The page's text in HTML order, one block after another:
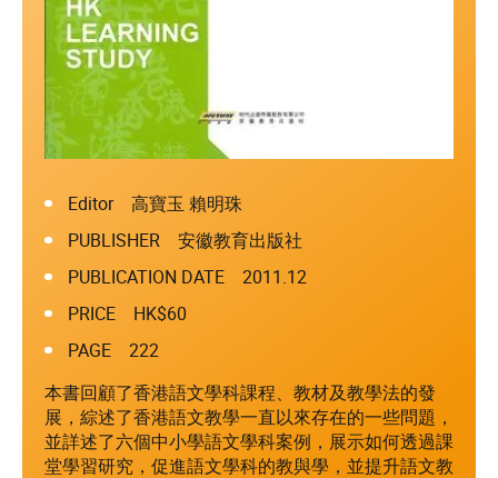
Editor 高寶玉 賴明珠
PUBLISHER 安徽教育出版社
PUBLICATION DATE 2011.12
PRICE HK$60
PAGE 222
本書回顧了香港語文學科課程、教材及教學法的發
展，綜述了香港語文教學一直以來存在的一些問題，
並詳述了六個中小學語文學科案例，展示如何透過課
堂學習研究，促進語文學科的教與學，並提升語文教